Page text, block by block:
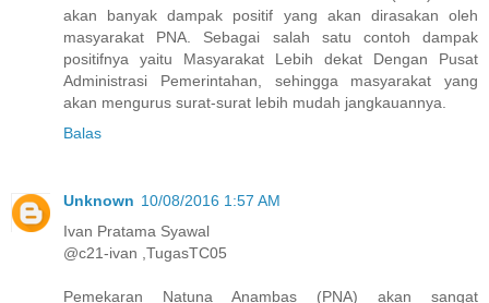
akan banyak dampak positif yang akan dirasakan oleh
masyarakat PNA. Sebagai salah satu contoh dampak
positifnya yaitu Masyarakat Lebih dekat Dengan Pusat
Administrasi Pemerintahan, sehingga masyarakat yang
akan mengurus surat-surat lebih mudah jangkauannya.
Balas
Unknown 10/08/2016 1:57 AM
Ivan Pratama Syawal
@c21-ivan ,TugasTC05
Pemekaran Natuna Anambas (PNA) akan sangat